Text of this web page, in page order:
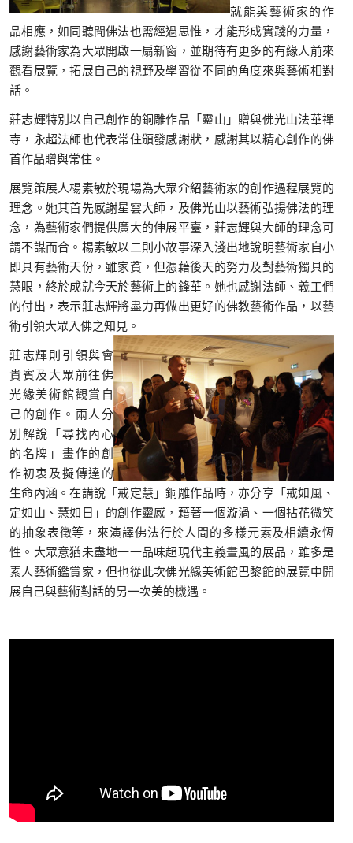
就能與藝術家的作
品相應，如同聽聞佛法也需經過思惟，才能形成實踐的力量，
感謝藝術家為大眾開啟一扇新窗，並期待有更多的有緣人前來
觀看展覽，拓展自己的視野及學習從不同的角度來與藝術相對
話。
莊志輝特別以自己創作的銅雕作品「靈山」贈與佛光山法華禪
寺，永超法師也代表常住頒發感謝狀，感謝其以精心創作的佛
首作品贈與常住。
展覽策展人楊素敏於現場為大眾介紹藝術家的創作過程展覽的
理念。她其首先感謝星雲大師，及佛光山以藝術弘揚佛法的理
念，為藝術家們提供廣大的伸展平臺，莊志輝與大師的理念可
謂不謀而合。楊素敏以二則小故事深入淺出地說明藝術家自小
即具有藝術天份，雖家貧，但憑藉後天的努力及對藝術獨具的
慧眼，終於成就今天於藝術上的鋒華。她也感謝法師、義工們
的付出，表示莊志輝將盡力再做出更好的佛教藝術作品，以藝
術引領大眾入佛之知見。
莊志輝則引領與會
貴賓及大眾前往佛
光緣美術館觀賞自
己的創作。兩人分
別解說「尋找內心
的名牌」畫作的創
作初衷及擬傳達的
生命內涵。在講說「戒定慧」銅雕作品時，亦分享「戒如風、
定如山、慧如日」的創作靈感，藉著一個漩渦、一個拈花微笑
的抽象表徵等，來演譯佛法行於人間的多樣元素及相續永恆
性。大眾意猶未盡地一一品味超現代主義畫風的展品，雖多是
素人藝術鑑賞家，但也從此次佛光緣美術館巴黎館的展覽中開
展自己與藝術對話的另一次美的機遇。